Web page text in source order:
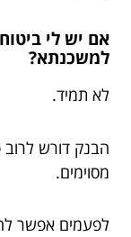
אם יש לי
למשכנתא?
לא תמיד.
הבנק דורש לרוב
מסוימים.
לפעמים אפשר